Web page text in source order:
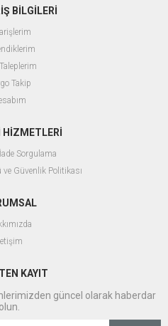
BİLGİLERİ
Takip
HİZMETLERİ
Sorgulama
Güvenlik Politikası
KAYIT
güncel olarak haberdar
olun.